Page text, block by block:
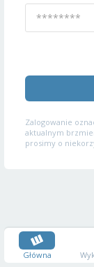
Zalogowanie
aktualnym
prosimy o
Główna